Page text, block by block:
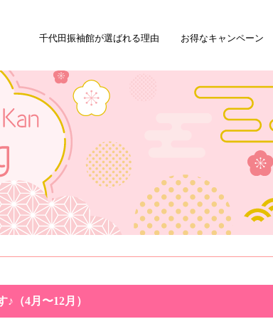
千代田振袖館が選ばれる理由 お得なキャンペーン
（4月〜12月）